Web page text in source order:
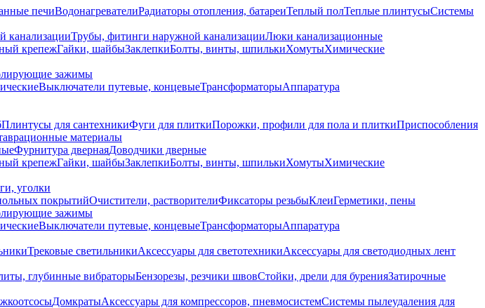
печиВодонагревателиРадиаторы отопления, батареиТеплый полТеплые плинтусыСистемы
канализацииТрубы, фитинги наружной канализацииЛюки канализационные
крепежГайки, шайбыЗаклепкиБолты, винты, шпилькиХомутыХимические
зажимы
Выключатели путевые, концевыеТрансформаторыАппаратура
Плинтусы для сантехникиФуги для плиткиПорожки, профили для пола и плиткиПриспособления
материалы
Фурнитура двернаяДоводчики дверные
крепежГайки, шайбыЗаклепкиБолты, винты, шпилькиХомутыХимические
уголки
покрытийОчистители, растворителиФиксаторы резьбыКлеиГерметики, пены
зажимы
Выключатели путевые, концевыеТрансформаторыАппаратура
Трековые светильникиАксессуары для светотехникиАксессуары для светодиодных лент
глубинные вибраторыБензорезы, резчики швовСтойки, дрели для буренияЗатирочные
ДомкратыАксессуары для компрессоров, пневмосистемСистемы пылеудаления для